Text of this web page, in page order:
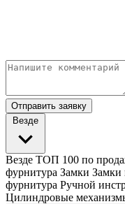
Отправить заявку
Везде
Везде ТОП 100 по
фурнитура Замки Замки
фурнитура Ручной
Цилиндровые